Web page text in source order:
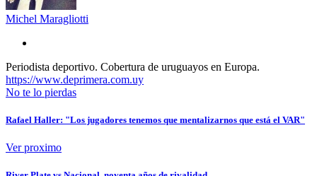
Michel Maragliotti
Periodista deportivo. Cobertura de uruguayos en Europa.
https://www.deprimera.com.uy
No te lo pierdas
Rafael Haller: "Los jugadores tenemos que mentalizarnos que está el VAR"
Ver proximo